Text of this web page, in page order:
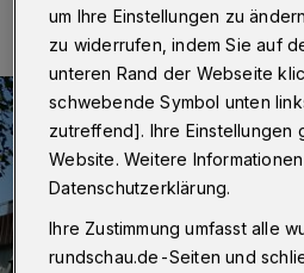
um Ihre Einstellungen zu
zu widerrufen, indem Sie auf
unteren Rand der Webseite
schwebende Symbol unten
zutreffend]. Ihre Einstellungen
Website. Weitere
Datenschutzerklärung.
Ihre Zustimmung umfasst alle
rundschau.de-Seiten und